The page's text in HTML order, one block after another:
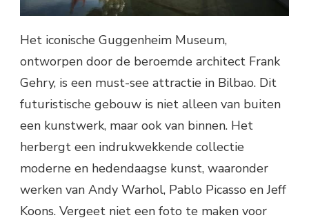
Het iconische Guggenheim Museum,
ontworpen door de beroemde architect Frank
Gehry, is een must-see attractie in Bilbao. Dit
futuristische gebouw is niet alleen van buiten
een kunstwerk, maar ook van binnen. Het
herbergt een indrukwekkende collectie
moderne en hedendaagse kunst, waaronder
werken van Andy Warhol, Pablo Picasso en Jeff
Koons. Vergeet niet een foto te maken voor